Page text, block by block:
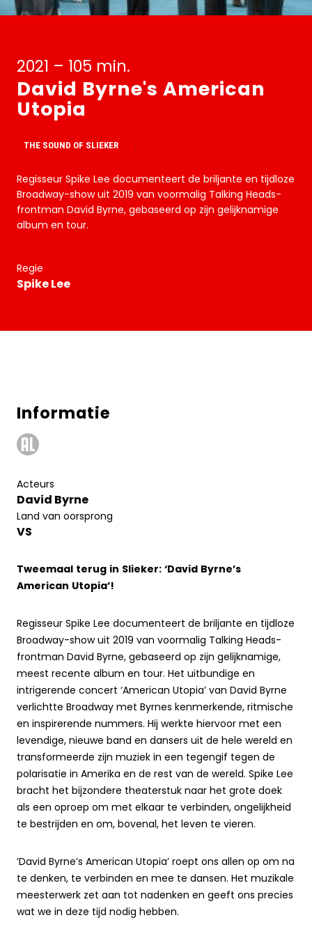
2021 – 105 min.
David Byrne's American
Utopia
THE SOUND OF SLIEKER
Regisseur Spike Lee documenteert de briljante en tijdloze
Broadway-show uit 2019 van voormalig Talking Heads-
frontman David Byrne, gebaseerd op zijn gelijknamige
album en tour.
Regie
Spike Lee
Informatie
Acteurs
David Byrne
Land van oorsprong
VS
Tweemaal terug in Slieker: ‘David Byrne’s
American Utopia’!
Regisseur Spike Lee documenteert de briljante en tijdloze
Broadway-show uit 2019 van voormalig Talking Heads-
frontman David Byrne, gebaseerd op zijn gelijknamige,
meest recente album en tour. Het uitbundige en
intrigerende concert ‘American Utopia’ van David Byrne
verlichtte Broadway met Byrnes kenmerkende, ritmische
en inspirerende nummers. Hij werkte hiervoor met een
levendige, nieuwe band en dansers uit de hele wereld en
transformeerde zijn muziek in een tegengif tegen de
polarisatie in Amerika en de rest van de wereld. Spike Lee
bracht het bijzondere theaterstuk naar het grote doek
als een oproep om met elkaar te verbinden, ongelijkheid
te bestrijden en om, bovenal, het leven te vieren.
‘David Byrne’s American Utopia’ roept ons allen op om na
te denken, te verbinden en mee te dansen. Het muzikale
meesterwerk zet aan tot nadenken en geeft ons precies
wat we in deze tijd nodig hebben.